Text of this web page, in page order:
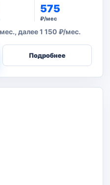
575
₽/мес
далее 1 150 ₽/мес.
Подробнее